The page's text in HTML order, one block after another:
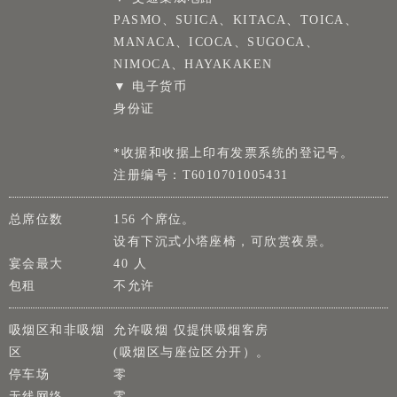
PASMO、SUICA、KITACA、TOICA、
MANACA、ICOCA、SUGOCA、
NIMOCA、HAYAKAKEN
▼ 电子货币
身份证
*收据和收据上印有发票系统的登记号。
注册编号：T6010701005431
总席位数
156 个席位。
设有下沉式小塔座椅，可欣赏夜景。
宴会最大
40 人
包租
不允许
吸烟区和非吸烟
区
允许吸烟 仅提供吸烟客房
(吸烟区与座位区分开）。
停车场
零